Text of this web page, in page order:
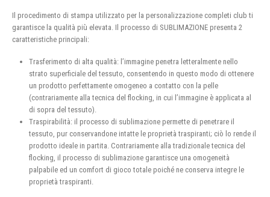
Il procedimento di stampa utilizzato per la personalizzazione completi club ti
garantisce la qualità più elevata. Il processo di SUBLIMAZIONE presenta 2
caratteristiche principali:
Trasferimento di alta qualità: l’immagine penetra letteralmente nello
strato superficiale del tessuto, consentendo in questo modo di ottenere
un prodotto perfettamente omogeneo a contatto con la pelle
(contrariamente alla tecnica del flocking, in cui l’immagine è applicata al
di sopra del tessuto).
Traspirabilità: il processo di sublimazione permette di penetrare il
tessuto, pur conservandone intatte le proprietà traspiranti; ciò lo rende il
prodotto ideale in partita. Contrariamente alla tradizionale tecnica del
flocking, il processo di sublimazione garantisce una omogeneità
palpabile ed un comfort di gioco totale poiché ne conserva integre le
proprietà traspiranti.